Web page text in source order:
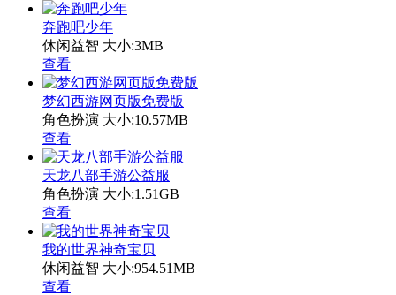
奔跑吧少年
休闲益智 大小:3MB
查看
梦幻西游网页版免费版
角色扮演 大小:10.57MB
查看
天龙八部手游公益服
角色扮演 大小:1.51GB
查看
我的世界神奇宝贝
休闲益智 大小:954.51MB
查看